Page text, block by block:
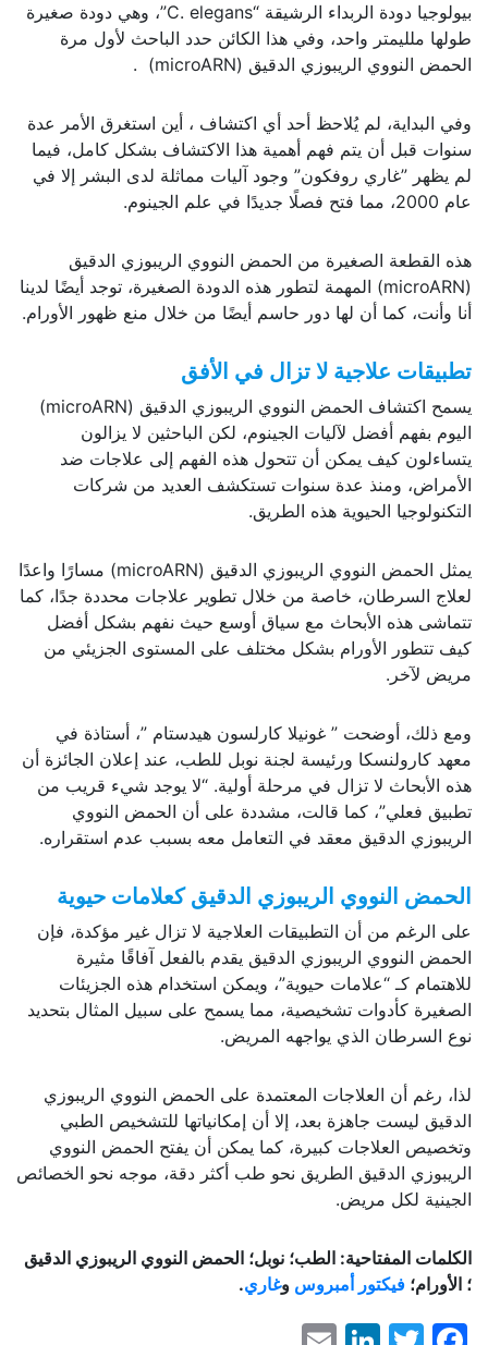
بيولوجيا دودة الربداء الرشيقة “C. elegans”، وهي دودة صغيرة
طولها ملليمتر واحد، وفي هذا الكائن حدد الباحث لأول مرة
الحمض النووي الريبوزي الدقيق (microARN) .
وفي البداية، لم يُلاحظ أحد أي اكتشاف ، أين استغرق الأمر عدة
سنوات قبل أن يتم فهم أهمية هذا الاكتشاف بشكل كامل، فيما
لم يظهر ”غاري روفكون” وجود آليات مماثلة لدى البشر إلا في
عام 2000، مما فتح فصلًا جديدًا في علم الجينوم.
هذه القطعة الصغيرة من الحمض النووي الريبوزي الدقيق
(microARN) المهمة لتطور هذه الدودة الصغيرة، توجد أيضًا لدينا
أنا وأنت، كما أن لها دور حاسم أيضًا من خلال منع ظهور الأورام.
تطبيقات علاجية لا تزال في الأفق
يسمح اكتشاف الحمض النووي الريبوزي الدقيق (microARN)
اليوم بفهم أفضل لآليات الجينوم، لكن الباحثين لا يزالون
يتساءلون كيف يمكن أن تتحول هذه الفهم إلى علاجات ضد
الأمراض، ومنذ عدة سنوات تستكشف العديد من شركات
التكنولوجيا الحيوية هذه الطريق.
يمثل الحمض النووي الريبوزي الدقيق (microARN) مسارًا واعدًا
لعلاج السرطان، خاصة من خلال تطوير علاجات محددة جدًا، كما
تتماشى هذه الأبحاث مع سياق أوسع حيث نفهم بشكل أفضل
كيف تتطور الأورام بشكل مختلف على المستوى الجزيئي من
مريض لآخر.
ومع ذلك، أوضحت ” غونيلا كارلسون هيدستام ”، أستاذة في
معهد كارولنسكا ورئيسة لجنة نوبل للطب، عند إعلان الجائزة أن
هذه الأبحاث لا تزال في مرحلة أولية. “لا يوجد شيء قريب من
تطبيق فعلي”، كما قالت، مشددة على أن الحمض النووي
الريبوزي الدقيق معقد في التعامل معه بسبب عدم استقراره.
الحمض النووي الريبوزي الدقيق كعلامات حيوية
على الرغم من أن التطبيقات العلاجية لا تزال غير مؤكدة، فإن
الحمض النووي الريبوزي الدقيق يقدم بالفعل آفاقًا مثيرة
للاهتمام كـ “علامات حيوية”، ويمكن استخدام هذه الجزيئات
الصغيرة كأدوات تشخيصية، مما يسمح على سبيل المثال بتحديد
نوع السرطان الذي يواجهه المريض.
لذا، رغم أن العلاجات المعتمدة على الحمض النووي الريبوزي
الدقيق ليست جاهزة بعد، إلا أن إمكانياتها للتشخيص الطبي
وتخصيص العلاجات كبيرة، كما يمكن أن يفتح الحمض النووي
الريبوزي الدقيق الطريق نحو طب أكثر دقة، موجه نحو الخصائص
الجينية لكل مريض.
الكلمات المفتاحية: الطب؛ نوبل؛ الحمض النووي الريبوزي الدقيق
؛ الأورام؛ فيكتور أمبروس وغاري.